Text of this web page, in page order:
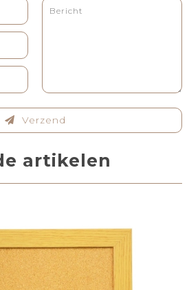
Verzend
artikelen